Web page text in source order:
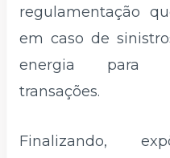
regulamentação
em caso de
energia para
transações.
Finalizando,